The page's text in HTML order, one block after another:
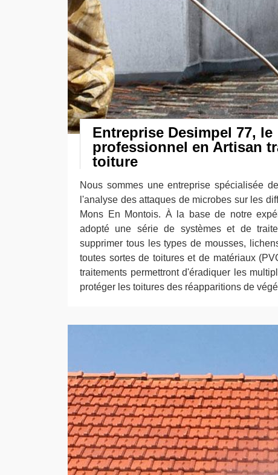
Entreprise Desimpel 77, le
professionnel en Artisan
toiture
Nous sommes une entreprise spécialisée
l'analyse des attaques de microbes sur les
Mons En Montois. À la base de notre
adopté une série de systèmes et de
supprimer tous les types de mousses,
toutes sortes de toitures et de matériaux
traitements permettront d'éradiquer les
protéger les toitures des réapparitions de